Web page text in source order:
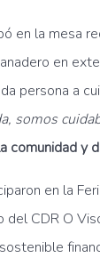
en la mesa
en
persona a
somos
comunidad y
en la
del CDR O